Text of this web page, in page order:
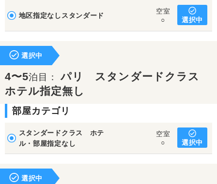
地区指定なしスタンダード
空室
○
選択中
選択中
4〜5泊目：パリ スタンダードクラス
ホテル指定無し
部屋カテゴリ
スタンダードクラス ホテ
ル・部屋指定なし
空室
○
選択中
選択中